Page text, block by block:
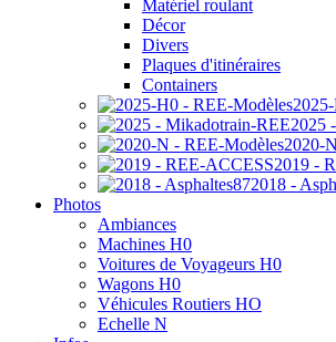
Matériel roulant
Décor
Divers
Plaques d'itinéraires
Containers
2025
2020-
2019 -
2018 -
Photos
Ambiances
Machines H0
Voitures de Voyageurs H0
Wagons H0
Véhicules Routiers HO
Echelle N